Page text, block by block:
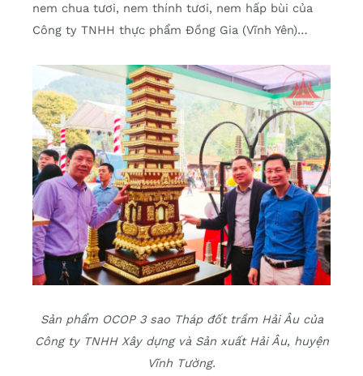
nem chua tươi, nem thính tươi, nem hấp bùi của
Công ty TNHH thực phẩm Đồng Gia (Vĩnh Yên)…
Sản phẩm OCOP 3 sao Tháp đốt trầm Hải Âu của
Công ty TNHH Xây dựng và Sản xuất Hải Âu, huyện
Vĩnh Tường.